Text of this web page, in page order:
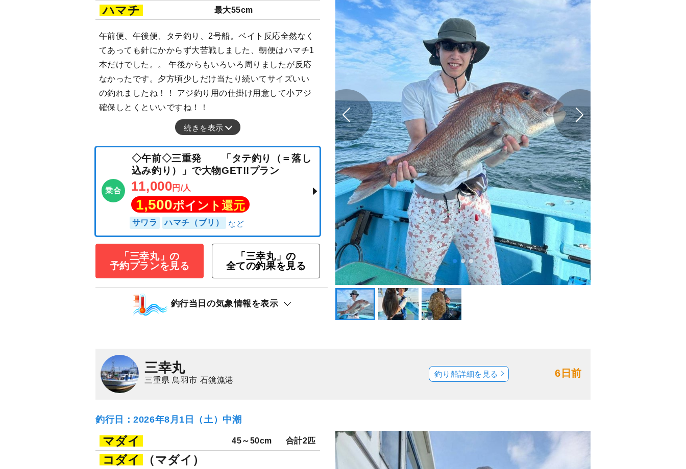
ハマチ 最大55cm
午前便、午後便、タテ釣り、2号船。ベイト反応全然なく
てあっても針にかからず大苦戦しました、朝便はハマチ1
本だけでした。。 午後からもいろいろ周りましたが反応
なかったです。夕方頃少しだけ当たり続いてサイズいい
の釣れましたね！！ アジ釣り用の仕掛け用意して小アジ
確保しとくといいですね！！
続きを表示
◇午前◇三重発 「タテ釣り（＝落し
込み釣り）」で大物GET!!プラン
11,000
サワラ
「三幸丸」の
予約プランを見る
「三幸丸」の
全ての釣果を見る
釣行当日の気象情報を表示
三幸丸
三重県 鳥羽市 石鏡漁港
6日前
釣り船詳細を見る
釣行日：2026年8月1日（土）中潮
マダイ 45～50cm 合計2匹
コダイ （マダイ）